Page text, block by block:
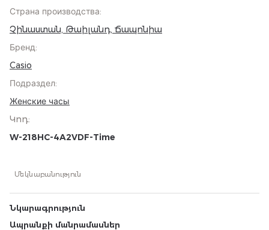
Страна производства:
Չինաստան, Թաիլանդ, Ճապոնիա
Бренд:
Casio
Подраздел:
Женские часы
Կոդ:
W-218HC-4A2VDF-Time
Մեկնաբանություն
Նկարագրություն
Ապրանքի մանրամասներ